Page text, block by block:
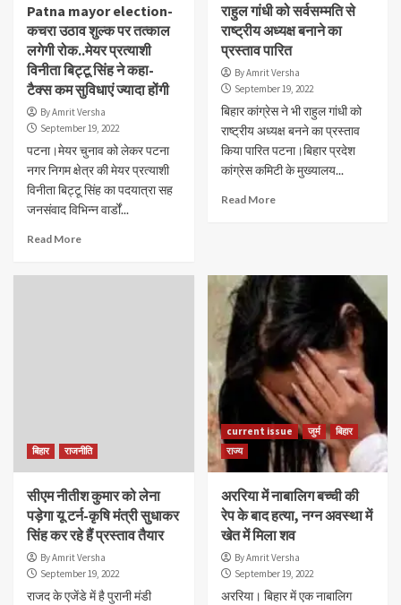
Patna mayor election-
कचरा उठाव शुल्क पर तत्काल
लगेगी रोक..मेयर प्रत्याशी
विनीता बिट्टू सिंह ने कहा-
टैक्स कम सुविधाएं ज्यादा होंगी
By Amrit Versha
September 19, 2022
पटना।मेयर चुनाव को लेकर पटना
नगर निगम क्षेत्र की मेयर प्रत्याशी
विनीता बिट्टू सिंह का पदयात्रा सह
जनसंवाद विभिन्न वार्डों...
Read More
राहुल गांधी को सर्वसम्मति से
राष्ट्रीय अध्यक्ष बनाने का
प्रस्ताव पारित
By Amrit Versha
September 19, 2022
बिहार कांग्रेस ने भी राहुल गांधी को
राष्ट्रीय अध्यक्ष बनने का प्रस्ताव
किया पारित पटना।बिहार प्रदेश
कांग्रेस कमिटी के मुख्यालय...
Read More
बिहार राजनीति
सीएम नीतीश कुमार को लेना
पड़ेगा यू टर्न-कृषि मंत्री सुधाकर
सिंह कर रहे हैं प्रस्ताव तैयार
By Amrit Versha
September 19, 2022
राजद के एजेंडे में है पुरानी मंडी
current issue जुर्म
बिहार
राज्य
अररिया में नाबालिग बच्ची की
रेप के बाद हत्या, नग्न अवस्था में
खेत में मिला शव
By Amrit Versha
September 19, 2022
अररिया। बिहार में एक नाबालिग